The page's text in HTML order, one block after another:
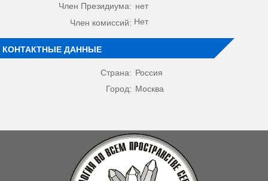
Член Президиума: нет
Член комиссий: Нет
КОНТАКТНЫЕ ДАННЫЕ
Страна: Россия
Город: Москва